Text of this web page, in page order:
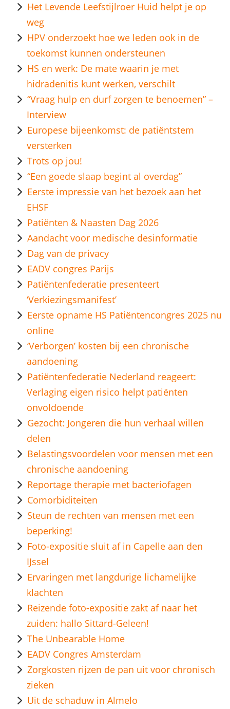
Het Levende Leefstijlroer Huid helpt je op
weg
HPV onderzoekt hoe we leden ook in de
toekomst kunnen ondersteunen
HS en werk: De mate waarin je met
hidradenitis kunt werken, verschilt
“Vraag hulp en durf zorgen te benoemen” –
Interview
Europese bijeenkomst: de patiëntstem
versterken
Trots op jou!
“Een goede slaap begint al overdag”
Eerste impressie van het bezoek aan het
EHSF
Patiënten & Naasten Dag 2026
Aandacht voor medische desinformatie
Dag van de privacy
EADV congres Parijs
Patiëntenfederatie presenteert
‘Verkiezingsmanifest’
Eerste opname HS Patiëntencongres 2025 nu
online
‘Verborgen’ kosten bij een chronische
aandoening
Patiëntenfederatie Nederland reageert:
Verlaging eigen risico helpt patiënten
onvoldoende
Gezocht: Jongeren die hun verhaal willen
delen
Belastingsvoordelen voor mensen met een
chronische aandoening
Reportage therapie met bacteriofagen
Comorbiditeiten
Steun de rechten van mensen met een
beperking!
Foto-expositie sluit af in Capelle aan den
IJssel
Ervaringen met langdurige lichamelijke
klachten
Reizende foto-expositie zakt af naar het
zuiden: hallo Sittard-Geleen!
The Unbearable Home
EADV Congres Amsterdam
Zorgkosten rijzen de pan uit voor chronisch
zieken
Uit de schaduw in Almelo